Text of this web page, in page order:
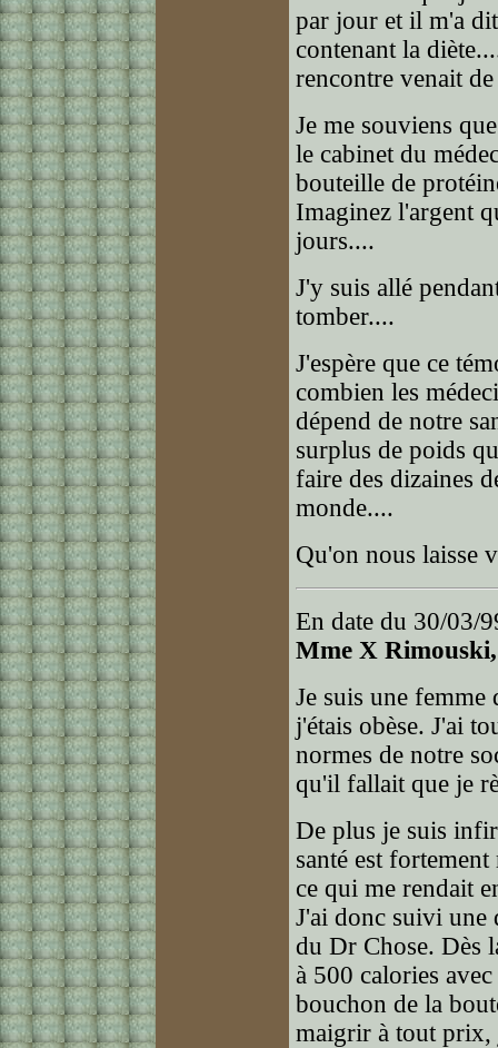
par jour et il m'a
contenant la
rencontre venait
Je me souviens
le cabinet du
bouteille de
Imaginez l'argent
jours....
J'y suis allé
tomber....
J'espère que ce
combien les
dépend de notre
surplus de poids
faire des dizaines
monde....
Qu'on nous laisse
En date du 30/03/
Mme X Rimouski,
Je suis une femme
j'étais obèse. J'ai
normes de notre
qu'il fallait que je
De plus je suis
santé est
ce qui me rendait
J'ai donc suivi une
du Dr Chose. Dès
à 500 calories
bouchon de la
maigrir à tout prix,